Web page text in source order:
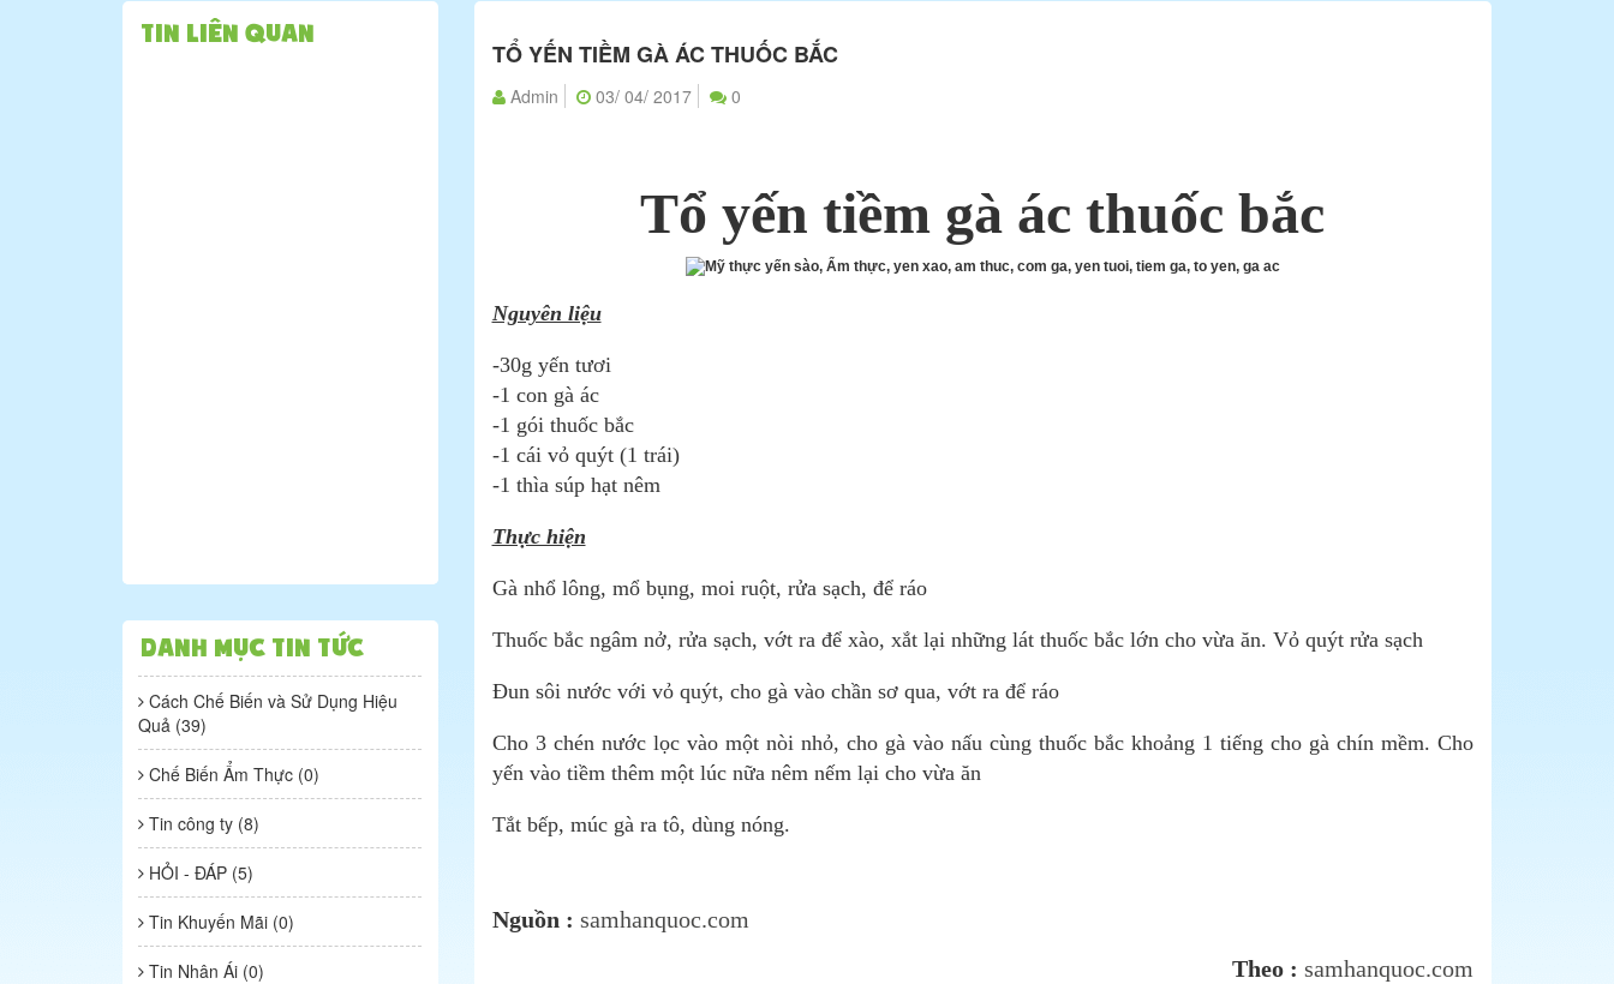
Tin liên quan
Danh mục tin tức
Cách Chế Biến và Sử Dụng Hiệu
Quả (39)
Chế Biến Ẩm Thực (0)
Tin công ty (8)
HỎI - ĐÁP (5)
Tin Khuyến Mãi (0)
Tin Nhân Ái (0)
TỔ YẾN TIỀM GÀ ÁC THUỐC BẮC
Admin 03/ 04/ 2017 0
Tổ yến tiềm gà ác thuốc bắc
Nguyên liệu
-30g yến tươi
-1 con gà ác
-1 gói thuốc bắc
-1 cái vỏ quýt (1 trái)
-1 thìa súp hạt nêm
Thực hiện
Gà nhổ lông, mổ bụng, moi ruột, rửa sạch, để ráo
Thuốc bắc ngâm nở, rửa sạch, vớt ra để xào, xắt lại những lát thuốc bắc lớn cho vừa ăn. Vỏ quýt rửa sạch
Đun sôi nước với vỏ quýt, cho gà vào chần sơ qua, vớt ra để ráo
Cho 3 chén nước lọc vào một nòi nhỏ, cho gà vào nấu cùng thuốc bắc khoảng 1 tiếng cho gà chín mềm. Cho
yến vào tiềm thêm một lúc nữa nêm nếm lại cho vừa ăn
Tắt bếp, múc gà ra tô, dùng nóng.
Nguồn : samhanquoc.com
Theo : samhanquoc.com